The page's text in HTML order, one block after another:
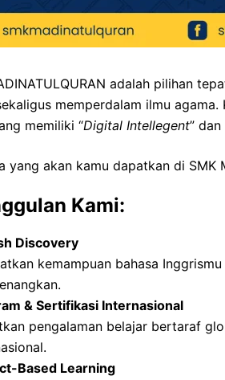
adalah pilihan
memperdalam ilmu
memiliki “Digital Intellegent” dan
yang akan kamu dapatkan di SMK
Kami:
Discovery
kemampuan bahasa
& Sertifikasi Internasional
pengalaman belajar bertaraf
Based Learning